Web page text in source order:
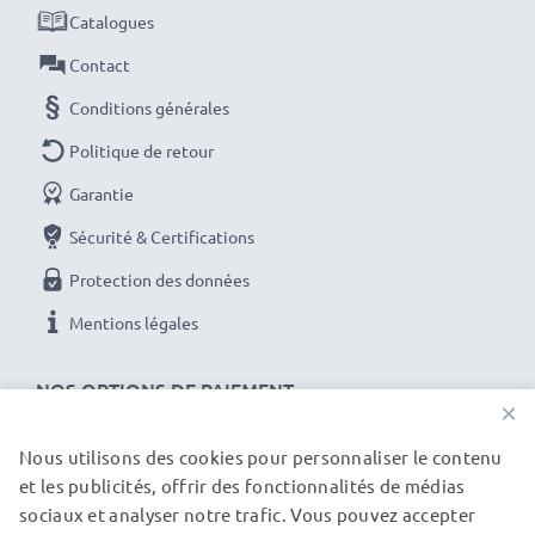
NOS OPTIONS DE PAIEMENT
Catalogues
Contact
Conditions générales
Politique de retour
Garantie
Sécurité & Certifications
Protection des données
Mentions légales
NOS PARTENAIRES DE LIVRAISON
×
Nous utilisons des cookies pour personnaliser le contenu
et les publicités, offrir des fonctionnalités de médias
sociaux et analyser notre trafic. Vous pouvez accepter